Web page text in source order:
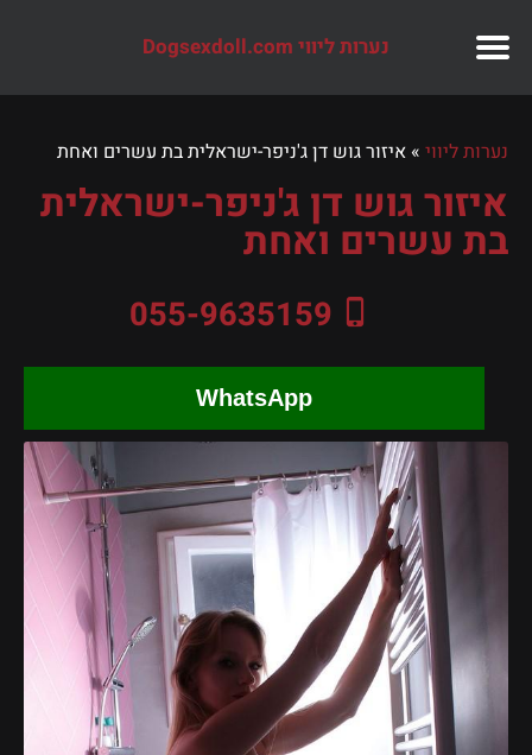
נערות ליווי »איזור גוש דן ג'ניפר-ישראלית בת עשרים ואחת
איזור גוש דן ג'ניפר-ישראלית
בת עשרים ואחת
055-9635159
WhatsApp
נערות ליווי Dogsexdoll.com